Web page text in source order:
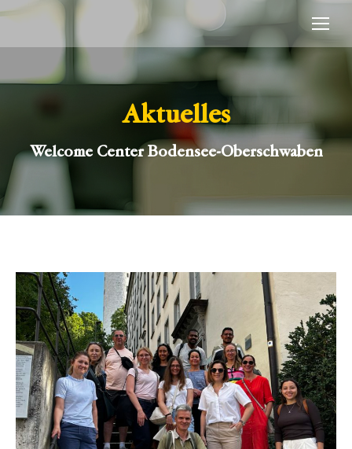
Aktuelles
Welcome Center Bodensee-Oberschwaben